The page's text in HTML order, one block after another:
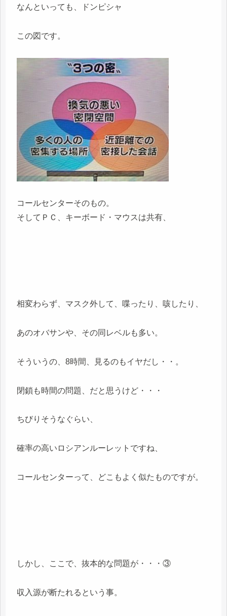
なんといっても、ドンピシャ
この図です。
コールセンターそのもの。
そしてＰＣ、キーボード・マウスは共有、
相変わらず、マスク外して、喋ったり、咳したり、
あのオバサンや、その同レベルも多い。
そういうの、8時間、見るのもイヤだし・・。
閉鎖も時間の問題、だと思うけど・・・
ちびりそうなぐらい、
確率の高いロシアンルーレットですね、
コールセンターって、どこもよく似たものですが。
しかし、ここで、抜本的な問題が・・・③
収入源が断たれるという事。